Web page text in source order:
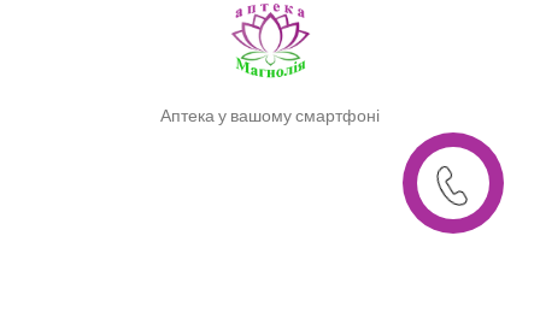
Аптека у вашому смартфоні